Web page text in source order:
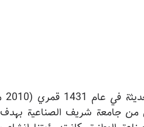
تأسست
جامعة شريف الصناعية